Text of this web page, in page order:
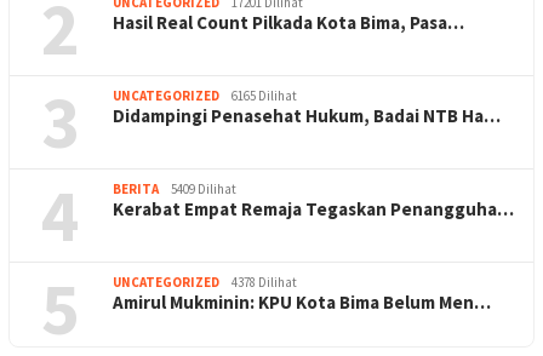
2 Hasil Real Count Pilkada Kota Bima, Pasa…
3 UNCATEGORIZED 6165 Dilihat
Didampingi Penasehat Hukum, Badai NTB Ha…
4 BERITA 5409 Dilihat
Kerabat Empat Remaja Tegaskan Penangguha…
5 UNCATEGORIZED 4378 Dilihat
Amirul Mukminin: KPU Kota Bima Belum Men…